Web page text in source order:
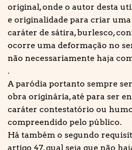
original, onde o autor desta
e originalidade para criar
caráter de sátira, burlesco,
ocorre uma deformação no
não necessariamente haja
.
A paródia portanto sempre
obra originária, até para ser
caráter contestatório ou
compreendido pelo público.
Há também o segundo
artigo 47, qual seja que não